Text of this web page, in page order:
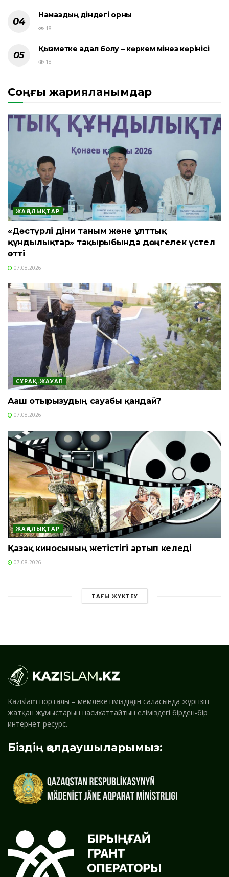
Намаздың діндегі орны
18
Қызметке адал болу – көркем мінез көрінісі
18
Соңғы жарияланымдар
ЖАҢАЛЫҚТАР
«Дәстүрлі діни таным және ұлттық
құндылықтар» тақырыбында дөңгелек үстел
өтті
07.08.2026
СҰРАҚ-ЖАУАП
Ағаш отырғызудың сауабы қандай?
07.08.2026
ЖАҢАЛЫҚТАР
Қазақ киносының жетістігі артып келеді
07.08.2026
ТАҒЫ ЖҮКТЕУ
Kazislam порталы – мемлекетіміздің дін саласында жүргізіп
жатқан жұмыстарын насихаттайтын еліміздегі бірден-бір
интернет-ресурс.
Біздің қолдаушыларымыз: